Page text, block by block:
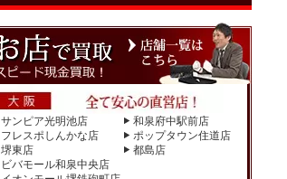
サンピア光明池店
フレスポしんかな店
堺東店
和泉府中駅前店
ポップタウン住道店
都島店
ビバモール和泉中央店